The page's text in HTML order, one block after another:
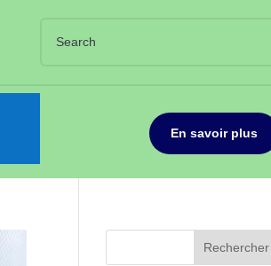
En savoir plus
Rechercher